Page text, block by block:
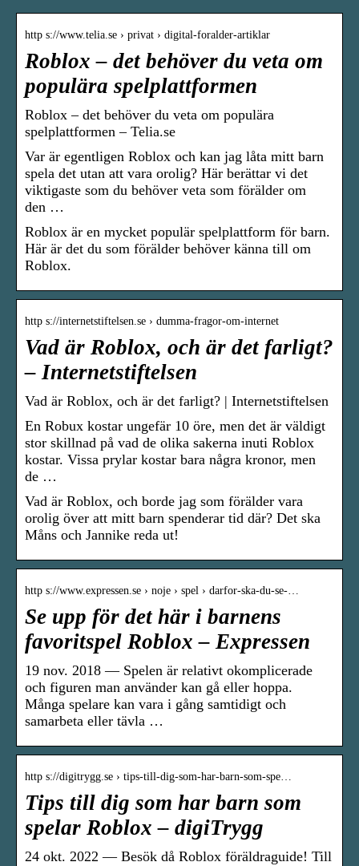
http s://www.telia.se › privat › digital-foralder-artiklar
Roblox – det behöver du veta om
populära spelplattformen
Roblox – det behöver du veta om populära
spelplattformen – Telia.se
Var är egentligen Roblox och kan jag låta mitt barn
spela det utan att vara orolig? Här berättar vi det
viktigaste som du behöver veta som förälder om
den …
Roblox är en mycket populär spelplattform för barn.
Här är det du som förälder behöver känna till om
Roblox.
http s://internetstiftelsen.se › dumma-fragor-om-internet
Vad är Roblox, och är det farligt?
– Internetstiftelsen
Vad är Roblox, och är det farligt? | Internetstiftelsen
En Robux kostar ungefär 10 öre, men det är väldigt
stor skillnad på vad de olika sakerna inuti Roblox
kostar. Vissa prylar kostar bara några kronor, men
de …
Vad är Roblox, och borde jag som förälder vara
orolig över att mitt barn spenderar tid där? Det ska
Måns och Jannike reda ut!
http s://www.expressen.se › noje › spel › darfor-ska-du-se-…
Se upp för det här i barnens
favoritspel Roblox – Expressen
19 nov. 2018 — Spelen är relativt okomplicerade
och figuren man använder kan gå eller hoppa.
Många spelare kan vara i gång samtidigt och
samarbeta eller tävla …
http s://digitrygg.se › tips-till-dig-som-har-barn-som-spe…
Tips till dig som har barn som
spelar Roblox – digiTrygg
24 okt. 2022 — Besök då Roblox föräldraguide! Till